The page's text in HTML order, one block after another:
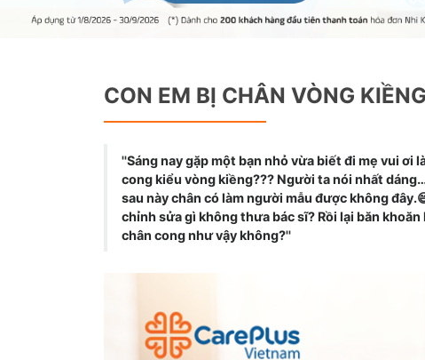
CON EM BỊ CHÂN VÒNG
''Sáng nay gặp một bạn nhỏ vừa biết đi mẹ vui ơi
cong kiểu vòng kiềng??? Người ta nói nhất
sau này chân có làm người mẫu được không
chỉnh sửa gì không thưa bác sĩ? Rồi lại băn
chân cong như vậy không?''